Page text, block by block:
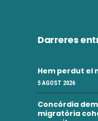
Darreres
Hem perdut el
5 AGOST 2026
Concòrdia
migratòria